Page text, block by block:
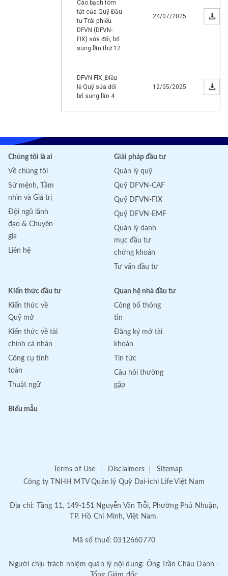
Cáo bạch tóm
tắt của Quỹ Đầu
tư Trái phiếu
DFVN (DFVN-
FIX) sửa đổi, bổ
sung lần thứ 12
24/07/2025
DFVN-FIX_Điều
lệ Quỹ sửa đổi
bổ sung lần 4
12/05/2025
Chúng tôi là ai
Về chúng tôi
Sứ mệnh, Tầm
nhìn và Giá trị
Đội ngũ lãnh
đạo & Chuyên
gia
Liên hệ
Giải pháp đầu tư
Quản lý quỹ
Quỹ DFVN-CAF
Quỹ DFVN-FIX
Quỹ DFVN-EMF
Quản lý danh
mục đầu tư
chứng khoán
Tư vấn đầu tư
Kiến thức đầu tư
Kiến thức về
Quỹ mở
Kiến thức về tài
chính cá nhân
Công cụ tính
toán
Thuật ngữ
Quan hệ nhà đầu tư
Công bố thông
tin
Đăng ký mở tài
khoản
Tin tức
Câu hỏi thường
gặp
Biểu mẫu
Terms of Use Disclaimers
Sitemap
Công ty TNHH MTV Quản lý Quỹ Dai-ichi Life Việt Nam
Địa chỉ: Tầng 11, 149-151 Nguyễn Văn Trỗi, Phường Phú Nhuận,
TP. Hồ Chí Minh, Việt Nam.
Mã số thuế: 0312660770
Người chịu trách nhiệm quản lý nội dung: Ông Trần Châu Danh -